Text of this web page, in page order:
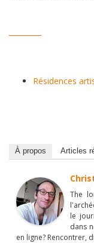
Résidences
À propos Articles
The
le
dans
en ligne? Rencontrer,